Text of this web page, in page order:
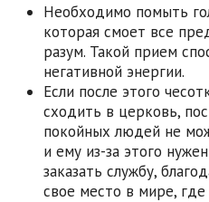
Необходимо помыть
которая смоет все
разум. Такой прием
негативной энергии.
Если после этого
сходить в церковь,
покойных людей не
и ему из-за этого
заказать службу,
свое место в мире,